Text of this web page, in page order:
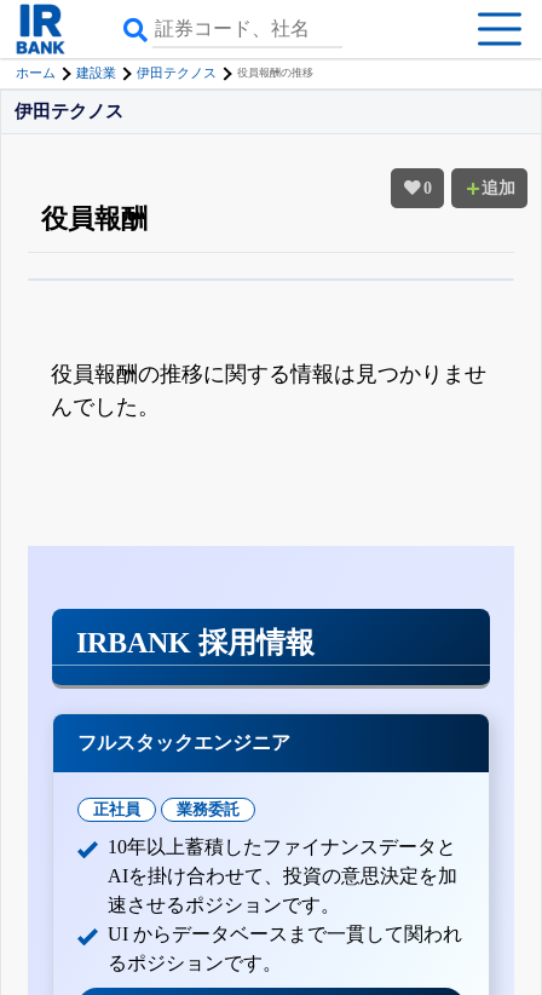
ホーム 建設業 伊田テクノス 役員報酬の推移
0 追加
伊田テクノス
役員報酬
役員報酬の推移に関する情報は見つかりませ
んでした。
IRBANK 採用情報
フルスタックエンジニア
正社員 業務委託
10年以上蓄積したファイナンスデータと
AIを掛け合わせて、投資の意思決定を加
速させるポジションです。
UI からデータベースまで一貫して関われ
るポジションです。